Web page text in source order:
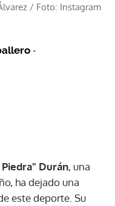
/ Foto: Instagram
-
Durán, una
ha dejado una
este deporte. Su